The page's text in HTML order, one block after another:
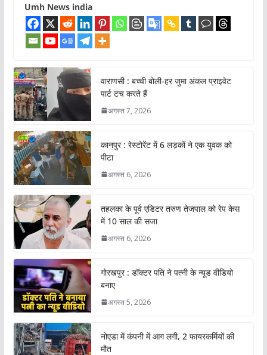
Umh News india
वाराणसी : बच्ची बोली-हर जुमा अंकल प्राइवेट
पार्ट टच करते हैं
अगस्त 7, 2026
कानपुर : रेस्टोरेंट में 6 लड़कों ने एक युवक को
पीटा
अगस्त 6, 2026
तहलका के पूर्व एडिटर तरुण तेजपाल को रेप केस
में 10 साल की सजा
अगस्त 6, 2026
गोरखपुर : डॉक्टर पति ने पत्नी के न्यूड वीडियो
बनाए
अगस्त 5, 2026
नोएडा में कंपनी में आग लगी, 2 फायरकर्मियों की
मौत